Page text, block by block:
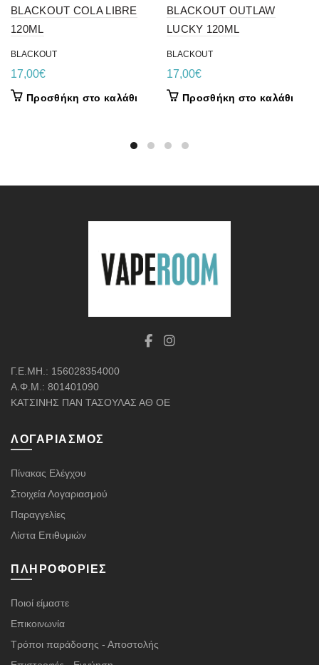
BLACKOUT COLA LIBRE
120ML
BLACKOUT
17,00€
Προσθήκη στο καλάθι
BLACKOUT OUTLAW
LUCKY 120ML
BLACKOUT
17,00€
Προσθήκη στο καλάθι
Γ.Ε.ΜΗ.: 156028354000
Α.Φ.Μ.: 801401090
ΚΑΤΣΙΝΗΣ ΠΑΝ ΤΑΣΟΥΛΑΣ ΑΘ ΟΕ
ΛΟΓΑΡΙΑΣΜΌΣ
Πίνακας Ελέγχου
Στοιχεία Λογαριασμού
Παραγγελίες
Λίστα Επιθυμιών
ΠΛΗΡΟΦΟΡΊΕΣ
Ποιοί είμαστε
Επικοινωνία
Τρόποι παράδοσης - Αποστολής